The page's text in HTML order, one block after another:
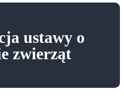
ustawy o
zwierząt